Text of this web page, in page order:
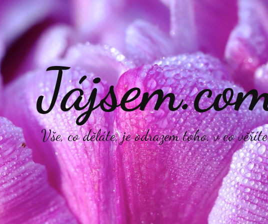
Vše, co děláte, je odrazem toho, v co